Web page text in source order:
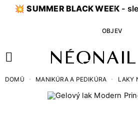
💥SUMMER BLACK WEEK -
OBJEV
DOMŮ MANIKÚRA A PEDIKÚRA LAKY